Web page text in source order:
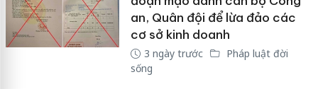
an, Quân đội để lừa đảo các
cơ sở kinh doanh
3 ngày trước
Pháp luật đời
sống